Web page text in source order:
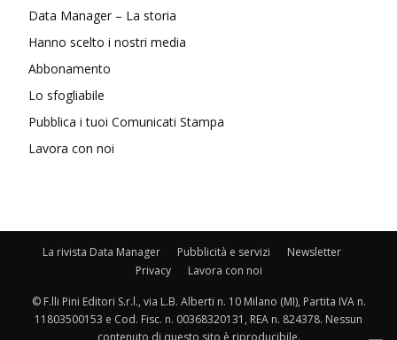
Data Manager – La storia
Hanno scelto i nostri media
Abbonamento
Lo sfogliabile
Pubblica i tuoi Comunicati Stampa
Lavora con noi
La rivista Data Manager Pubblicità e servizi
Newsletter
Privacy
Lavora con noi
© F.lli Pini Editori S.r.l., via L.B. Alberti n. 10 Milano (MI), Partita IVA n.
11803500153 e Cod. Fisc. n. 00368320131, REA n. 824378. Nessun
contenuto di questo sito è riproducibile.